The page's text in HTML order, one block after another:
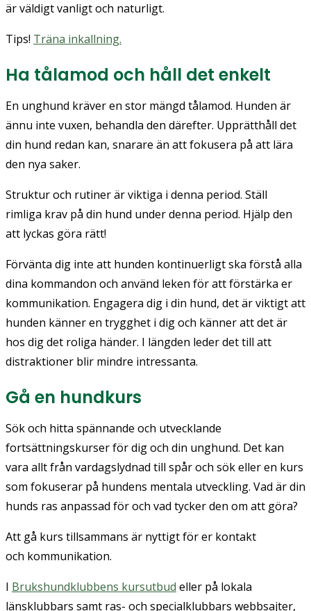
är väldigt vanligt och naturligt.
Tips! Träna inkallning.
Ha tålamod och håll det enkelt
En unghund kräver en stor mängd tålamod. Hunden är
ännu inte vuxen, behandla den därefter. Upprätthåll det
din hund redan kan, snarare än att fokusera på att lära
den nya saker.
Struktur och rutiner är viktiga i denna period. Ställ
rimliga krav på din hund under denna period. Hjälp den
att lyckas göra rätt!
Förvänta dig inte att hunden kontinuerligt ska förstå alla
dina kommandon och använd leken för att förstärka er
kommunikation. Engagera dig i din hund, det är viktigt att
hunden känner en trygghet i dig och känner att det är
hos dig det roliga händer. I längden leder det till att
distraktioner blir mindre intressanta.
Gå en hundkurs
Sök och hitta spännande och utvecklande
fortsättningskurser för dig och din unghund. Det kan
vara allt från vardagslydnad till spår och sök eller en kurs
som fokuserar på hundens mentala utveckling. Vad är din
hunds ras anpassad för och vad tycker den om att göra?
Att gå kurs tillsammans är nyttigt för er kontakt
och kommunikation.
I Brukshundklubbens kursutbud eller på lokala
länsklubbars samt ras- och specialklubbars webbsajter,